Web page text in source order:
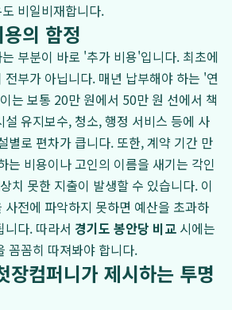
비일비재합니다.
의 함정
부분이 바로 '추가 비용'입니다. 최초에
부가 아닙니다. 매년 납부해야 하는 '연
는 보통 20만 원에서 50만 원 선에서 책
설 유지보수, 청소, 행정 서비스 등에 사
별로 편차가 큽니다. 또한, 계약 기간 만
는 비용이나 고인의 이름을 새기는 각인
치 못한 지출이 발생할 수 있습니다. 이
사전에 파악하지 못하면 예산을 초과하
다. 따라서 경기도 봉안당 비교 시에는
꼼꼼히 따져봐야 합니다.
장컴퍼니가 제시하는 투명